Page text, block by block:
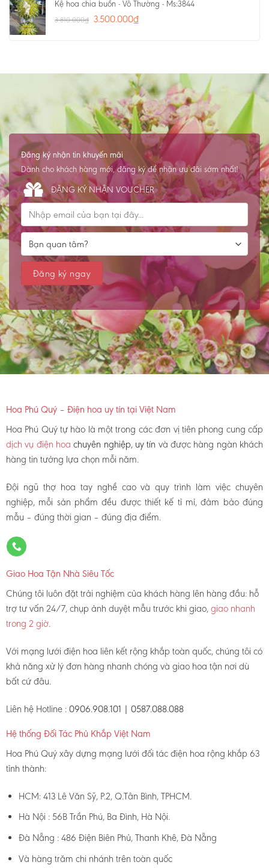
Kệ hoa chia buồn - Vô Thường - Ms:3844
3.810.000₫ 3.500.000₫
Đăng ký nhận tin khuyến mãi
Dành cho khách hàng mới, đăng ký để nhận ưu đãi sớm nhất!
ĐĂNG KÝ NHẬN VOUCHER
Hoa Phú Quý – Điện hoa uy tín tại Việt Nam
Hoa Phú Quý tự hào là một trong các đơn vị tiên phong cung cấp
dịch vụ điện hoachuyên nghiệp, uy tín và được hàng ngàn khách
hàng tin tưởng lựa chọn mỗi năm.
Đội ngũ thợ hoa tay nghề cao và quy trình làm việc chuyên
nghiệp, mỗi sản phẩm đều được thiết kế tỉ mỉ, đảm bảo đúng
mẫu – đúng thời gian – đúng địa điểm.
Giao Hoa Tận Nhà Siêu Tốc
Chúng tôi luôn đặt trải nghiệm của khách hàng lên hàng đầu: hỗ
trợ tư vấn 24/7, chụp ảnh duyệt mẫu trước khi giao,giao nhanh
trong 2 giờ.
Với mạng lưới điện hoa liên kết rộng khắp toàn quốc, chúng tôi có
khả năng xử lý đơn hàng nhanh chóng và giao hoa tận nơi dù
bất cứ đâu.
Liên hệ Hotline : 0906.908.101 | 0587.088.088
Hệ thống Đối Tác Phủ Khắp Việt Nam
Hoa Phú Quý xây dựng mạng lưới đối tác điện hoa rộng khắp 63
tỉnh thành:
HCM: 413 Lê Văn Sỹ, P.2, Q.Tân Bình, TPHCM.
Hà Nội : 56B Trần Phú, Ba Đình, Hà Nội.
Đà Nẵng : 486 Điện Biên Phủ, Thanh Khê, Đà Nẵng
Và hàng trăm chi nhánh trên toàn quốc